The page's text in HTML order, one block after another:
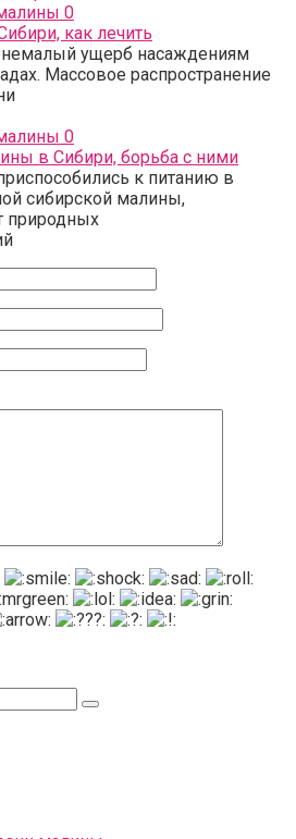
0
как лечить
ущерб насаждениям
Массовое распространение
0
в Сибири, борьба с ними
к питанию в
сибирской малины,
природных